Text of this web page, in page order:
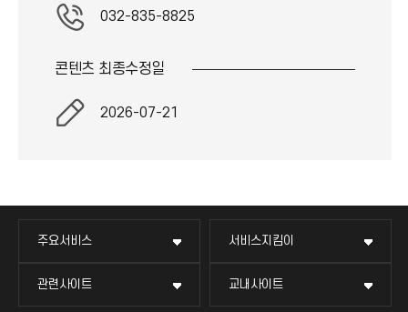
032-835-8825
콘텐츠 최종수정일
2026-07-21
주요서비스 서비스지킴이
관련사이트 교내사이트